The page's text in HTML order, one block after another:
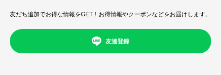
友だち追加でお得な情報をGET！お得情報やクーポンなどをお届けします。
友達登録